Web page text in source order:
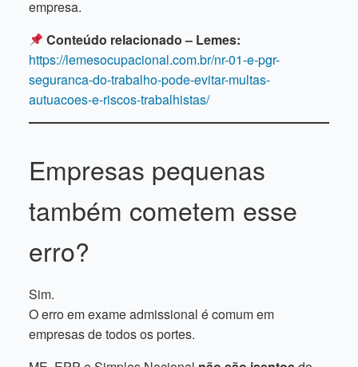
empresa.
Conteúdo relacionado – Lemes:
https://lemesocupacional.com.br/nr-01-e-pgr-
seguranca-do-trabalho-pode-evitar-multas-
autuacoes-e-riscos-trabalhistas/
Empresas pequenas
também cometem esse
erro?
Sim.
O erro em exame admissional é comum em
empresas de todos os portes.